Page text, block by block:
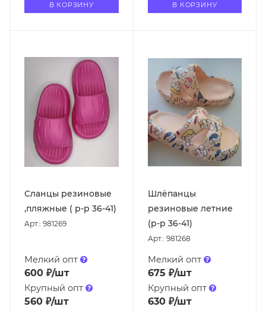
В КОРЗИНУ В КОРЗИНУ
Сланцы резиновые
,пляжные ( р-р 36-41)
Арт.: 981269
Мелкий опт
600 ₽/шт
Крупный опт
560 ₽/шт
Шлёпанцы
резиновые летние
(р-р 36-41)
Арт.: 981268
Мелкий опт
675 ₽/шт
Крупный опт
630₽/шт